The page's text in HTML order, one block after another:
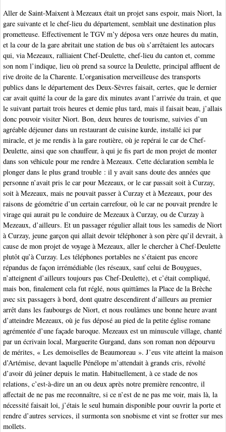
Aller de Saint-Maixent à Mezeaux était un projet sans espoir, mais Niort, la
gare suivante et le chef-lieu du département, semblait une destination plus
prometteuse. Effectivement le TGV m’y déposa vers onze heures du matin,
et la cour de la gare abritait une station de bus où s’arrêtaient les autocars
qui, via Mezeaux, ralliaient Chef-Deulette, chef-lieu du canton et, comme
son nom l’indique, lieu où prend sa source la Deulette, principal affluent de
rive droite de la Charente. L’organisation merveilleuse des transports
publics dans le département des Deux-Sèvres faisait, certes, que le dernier
car avait quitté la cour de la gare dix minutes avant l’arrivée du train, et que
le suivant partait trois heures et demie plus tard, mais il faisait beau, j’allais
donc pouvoir visiter Niort. Bon, deux heures de tourisme, suivies d’un
agréable déjeuner dans un restaurant de cuisine kurde, installé ici par
miracle, et je me rendis à la gare routière, où je repérai le car de Chef-
Deulette, ainsi que son chauffeur, à qui je fis part de mon projet de monter
dans son véhicule pour me rendre à Mezeaux. Cette déclaration sembla le
plonger dans le plus grand trouble : il y avait sans doute des années que
personne n’avait pris le car pour Mezeaux, or le car passait soit à Curzay,
soit à Mezeaux, mais ne pouvait passer à Curzay et à Mezeaux, pour des
raisons de géométrie d’un certain carrefour, où le car ne pouvait prendre le
virage qui aurait pu le conduire de Mezeaux à Curzay, ou de Curzay à
Mezeaux, d’ailleurs. Et un passager régulier allait tous les samedis de Niort
à Curzay, jeune garçon qui allait devoir téléphoner à son père qu’il devrait, à
cause de mon projet de voyage à Mezeaux, aller le chercher à Chef-Deulette
plutôt qu’à Curzay. Les téléphones portables ne s’étaient pas encore
répandus de façon irrémédiable (les réseaux, sauf celui de Bouygues,
n’atteignent d’ailleurs toujours pas Chef-Deulette), et c’était compliqué,
mais bon, finalement cela fut réglé, nous quittâmes la Place de la Brèche
avec six passagers à bord, dont quatre descendirent d’ailleurs au premier
arrêt dans les faubourgs de Niort, et nous roulâmes une bonne heure avant
d’atteindre Mezeaux, où je fus déposé au pied de la petite église romane
agrémentée d’une façade baroque. Mezeaux est un minuscule village, chanté
par un écrivain local, Marguerite Gurgand, dans son roman non dépourvu
de mérites, « Les demoiselles de Beaumoreau ». J’eus vite atteint la maison
d’Artémise, devant laquelle Pénélope m’attendait à grands cris, révolté
d’avoir dû jeûner depuis le matin. Habituellement, à ce stade de nos
relations, c’est-à-dire un an ou deux après notre première rencontre, il
affectait de ne pas me reconnaître, si ce n’est de ne pas me voir, mais là, la
nécessité faisait loi, j’étais le seul humain disponible pour ouvrir la porte et
rendre d’autres services, il surmonta son snobisme et vint se frotter sur mes
mollets.